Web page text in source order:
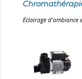
Éclairage d'ambiance